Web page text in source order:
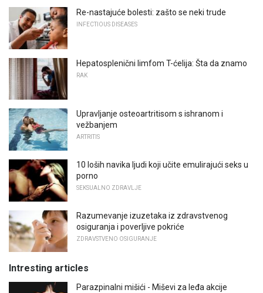
Re-nastajuće bolesti: zašto se neki trude
INFECTIOUS DISEASES
Hepatosplenični limfom T-ćelija: Šta da znamo
RAK
Upravljanje osteoartritisom s ishranom i
vežbanjem
ARTRITIS
10 loših navika ljudi koji učite emulirajući seks u
porno
SEKSUALNO ZDRAVLJE
Razumevanje izuzetaka iz zdravstvenog
osiguranja i poverljive pokriće
ZDRAVSTVENO OSIGURANJE
Intresting articles
Parazpinalni mišići - Miševi za leđa akcije